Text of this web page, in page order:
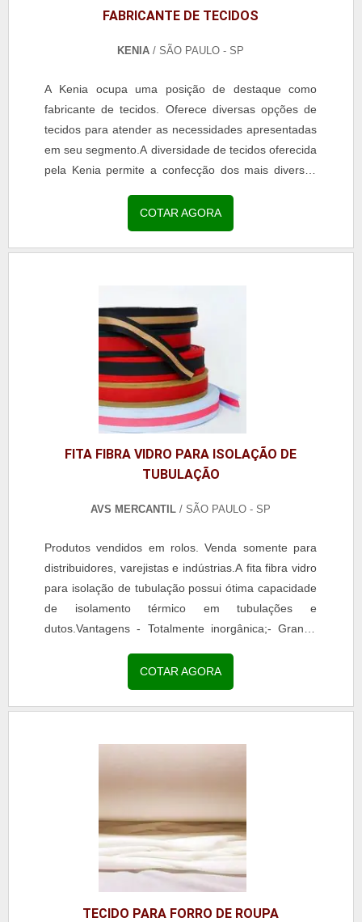
FABRICANTE DE TECIDOS
KENIA / SÃO PAULO - SP
A Kenia ocupa uma posição de destaque como
fabricante de tecidos. Oferece diversas opções de
tecidos para atender as necessidades apresentadas
em seu segmento.A diversidade de tecidos oferecida
pela Kenia permite a confecção dos mais diversos
COTAR AGORA
FITA FIBRA VIDRO PARA ISOLAÇÃO DE
TUBULAÇÃO
AVS MERCANTIL / SÃO PAULO - SP
Produtos vendidos em rolos. Venda somente para
distribuidores, varejistas e indústrias.A fita fibra vidro
para isolação de tubulação possui ótima capacidade
de isolamento térmico em tubulações e
dutos.Vantagens - Totalmente inorgânica;- Grande
COTAR AGORA
TECIDO PARA FORRO DE ROUPA